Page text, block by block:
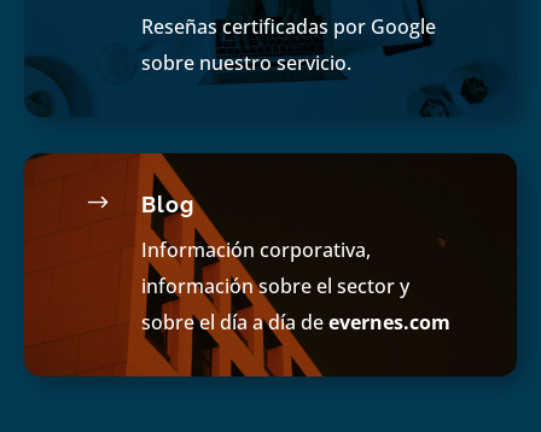
Reseñas certificadas por Google
sobre nuestro servicio.
$ Blog
Información corporativa,
información sobre el sector y
sobre el día a día deevernes.com